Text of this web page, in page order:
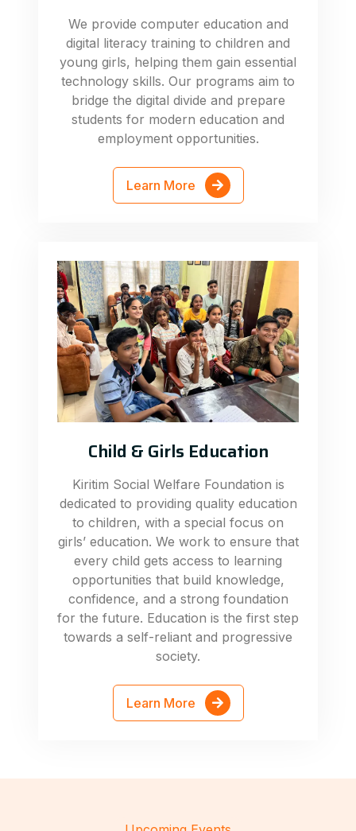
We provide computer education and
digital literacy training to children and
young girls, helping them gain essential
technology skills. Our programs aim to
bridge the digital divide and prepare
students for modern education and
employment opportunities.
Learn More
Child & Girls Education
Kiritim Social Welfare Foundation is
dedicated to providing quality education
to children, with a special focus on
girls’ education. We work to ensure that
every child gets access to learning
opportunities that build knowledge,
confidence, and a strong foundation
for the future. Education is the first step
towards a self-reliant and progressive
society.
Learn More